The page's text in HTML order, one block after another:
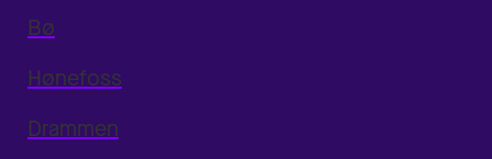
Bø
Hønefoss
Drammen